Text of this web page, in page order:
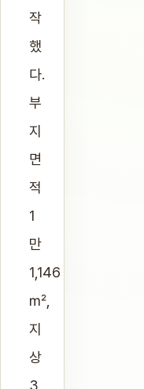
작
했
다.
부
지
면
적
1
만
1,146
㎡,
지
상
3